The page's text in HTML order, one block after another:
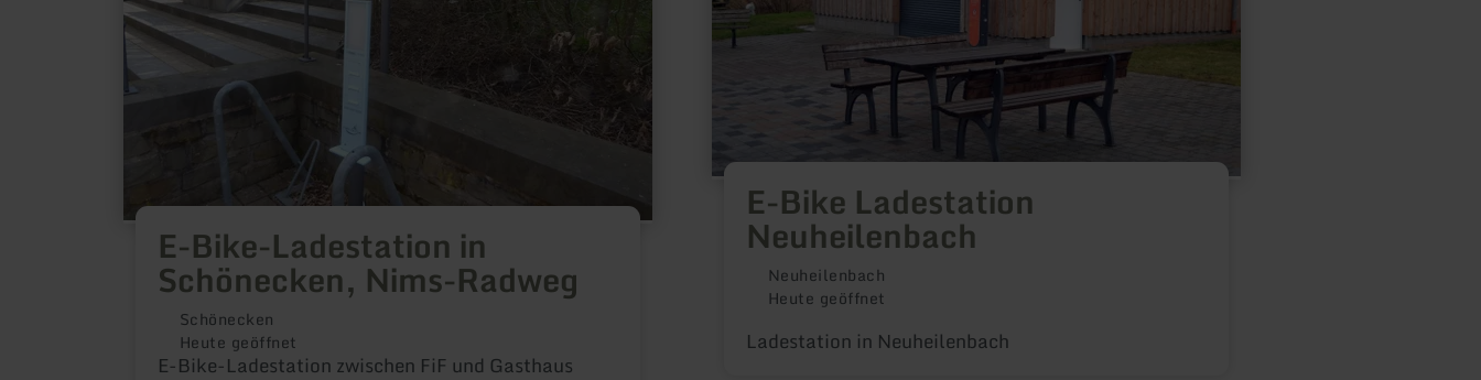
E-Bike-Ladestation in
Schönecken, Nims-Radweg
Schönecken
Heute geöffnet
E-Bike-Ladestation zwischen FiF und Gasthaus
E-Bike Ladestation
Neuheilenbach
Neuheilenbach
Heute geöffnet
Ladestation in Neuheilenbach